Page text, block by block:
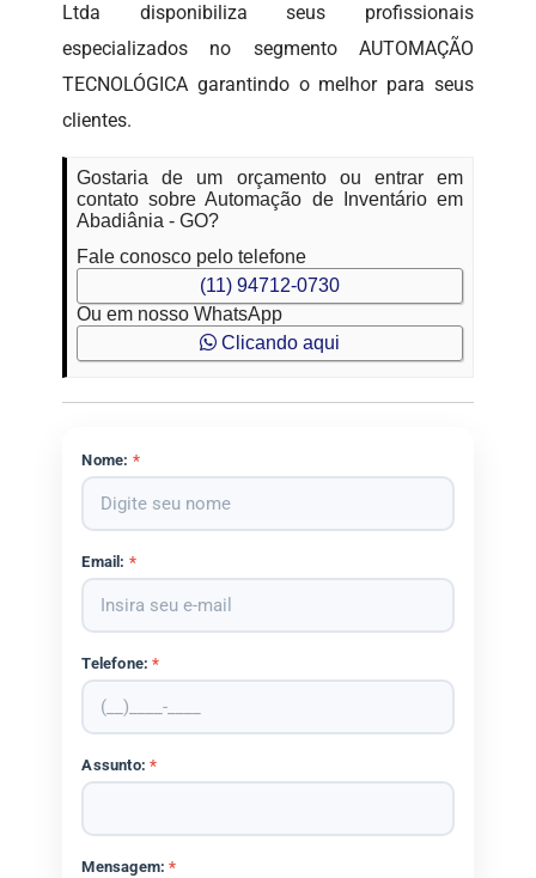
Ltda disponibiliza seus profissionais
especializados no segmento AUTOMAÇÃO
TECNOLÓGICA garantindo o melhor para seus
clientes.
Gostaria de um orçamento ou entrar em
contato sobre Automação de Inventário em
Abadiânia - GO?
Fale conosco pelo telefone
(11) 94712-0730
Ou em nosso WhatsApp
Clicando aqui
Nome: *
Email: *
Telefone:*
Assunto:*
Mensagem:*